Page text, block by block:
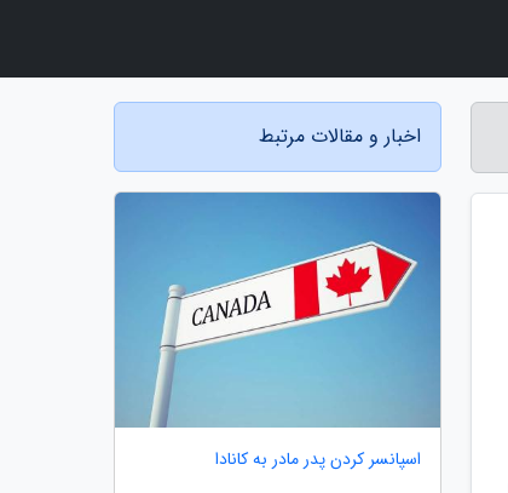
اخبار و مقالات مرتبط
اسپانسر کردن پدر مادر به کانادا